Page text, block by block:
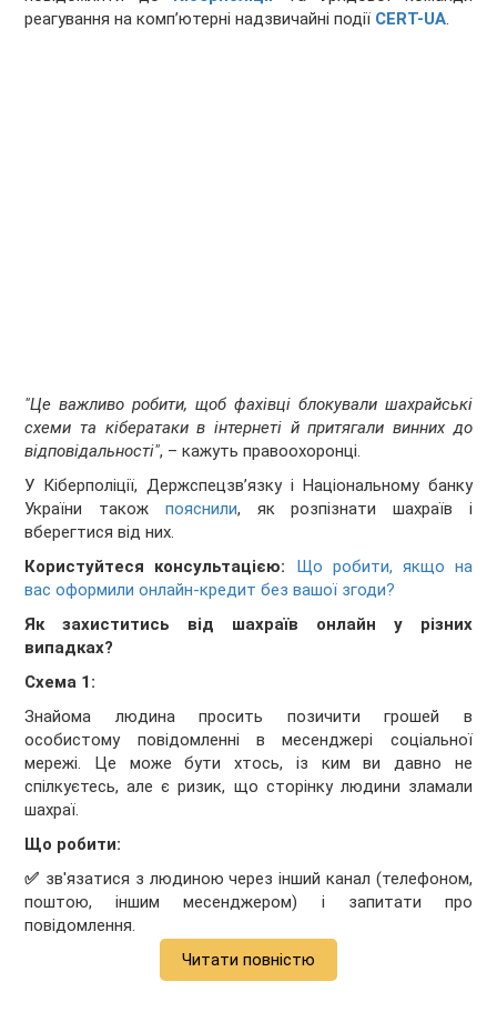
реагування на компʼютерні надзвичайні події CERT-UA.
"Це важливо робити, щоб фахівці блокували шахрайські
схеми та кібератаки в інтернеті й притягали винних до
відповідальності", – кажуть правоохоронці.
У Кіберполіції, Держспецзв’язку і Національному банку
України також пояснили, як розпізнати шахраїв і
вберегтися від них.
Користуйтеся консультацією:
Що робити, якщо на
вас оформили онлайн-кредит без вашої згоди?
Як захиститись від шахраїв онлайн у різних
випадках?
Схема 1:
Знайома людина просить позичити грошей в
особистому повідомленні в месенджері соціальної
мережі. Це може бути хтось, із ким ви давно не
спілкуєтесь, але є ризик, що сторінку людини зламали
шахраї.
Що робити:
✅ зв'язатися з людиною через інший канал (телефоном,
поштою, іншим месенджером) і запитати про
повідомлення.
Читати повністю